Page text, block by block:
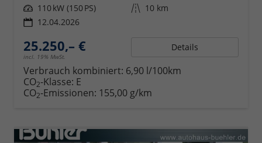
Leistung 110 kW (150 PS) Kilometerstand 10 km
12.04.2026
25.250,– €
incl. 19% MwSt.
Details
Verbrauch kombiniert: 6,90 l/100km
CO2-Klasse: E
CO2-Emissionen: 155,00 g/km